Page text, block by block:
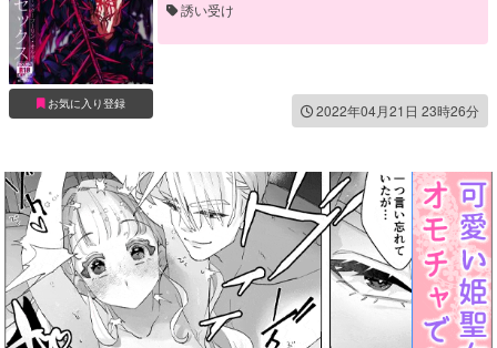
お気に入り登録
誘い受け
2022年04月21日 23時26分